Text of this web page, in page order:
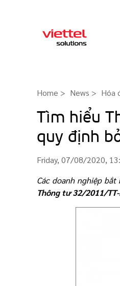
Home News Hóa
Tìm hiểu
quy định
Friday, 07/08/2020,
Các doanh nghiệp
Thông tư 32/2011/